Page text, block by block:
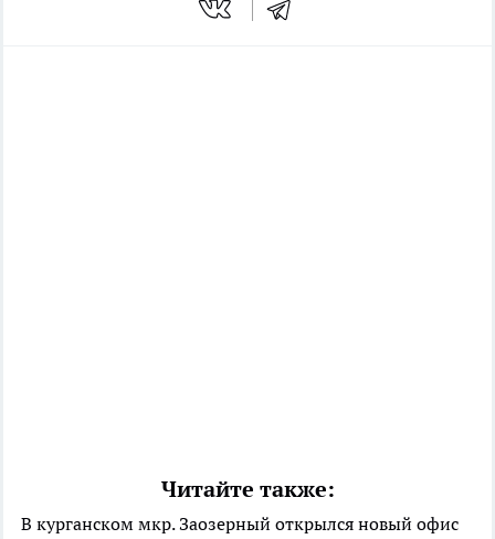
Читайте также:
В курганском мкр. Заозерный открылся новый офис